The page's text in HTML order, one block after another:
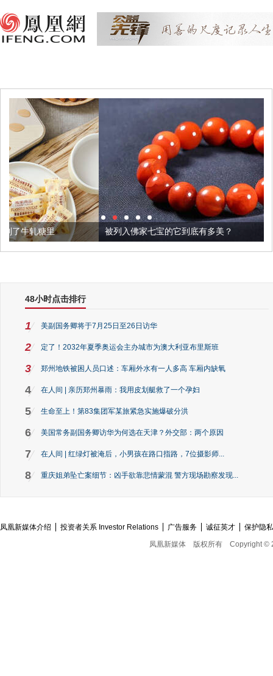
被列入佛家七宝的它到底有多美？
48小时点击排行
1 美副国务卿将于7月25日至26日访华
2 定了！2032年夏季奥运会主办城市为澳大利亚布里斯班
3 郑州地铁被困人员口述：车厢外水有一人多高 车厢内缺氧
4 在人间 | 亲历郑州暴雨：我用皮划艇救了一个孕妇
5 生命至上！第83集团军某旅紧急实施爆破分洪
6 美国常务副国务卿访华为何选在天津？外交部：两个原因
7 在人间 | 红绿灯被淹后，小男孩在路口指路，7位摄影师...
8 重庆姐弟坠亡案细节：凶手欲靠悲情蒙混 警方现场勘察发现...
凤凰新媒体介绍 投资者关系 Investor Relations 广告服务 诚征英才
保护隐
凤凰新媒体
版权所有 Copyright ©